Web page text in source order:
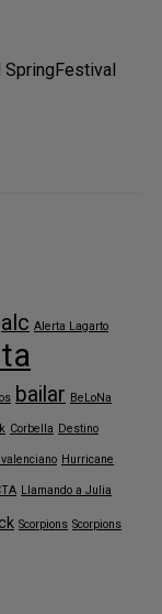
alc Alerta Lagarto
bailar BeLoNa
Corbella Destino
Hurricane
Llamando a Julia
Scorpions Scorpions